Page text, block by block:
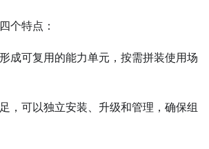
个特点：
成可复用的能力单元，按需拼装使用场
，可以独立安装、升级和管理，确保组